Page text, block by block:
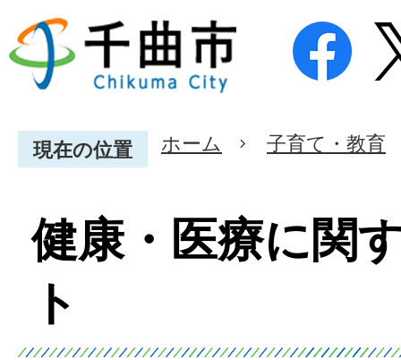
現在の位置 ホーム 子育て・教育
健康・医療に関
ト